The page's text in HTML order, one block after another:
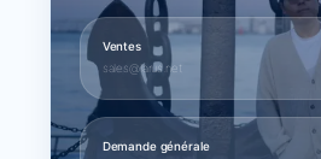
Ventes
sales@larus.net
Demande générale